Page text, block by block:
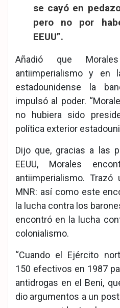
se cayó en
pero no por
EEUU”.
Añadió que
antiimperialismo y en
estadounidense la
impulsó al poder.
no hubiera sido
política exterior
Dijo que, gracias a las
EEUU, Morales
antiimperialismo.
MNR: así como este
la lucha contra los
encontró en la lucha
colonialismo.
“Cuando el Ejército
150 efectivos en 1987
antidrogas en el Beni,
dio argumentos a un